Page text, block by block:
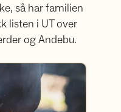
så har familien
listen i UT over
og Andebu.
og Andebu